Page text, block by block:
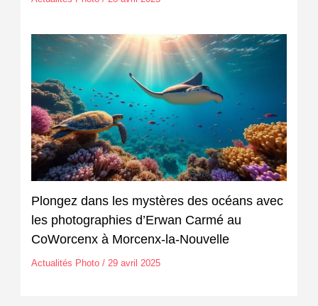
Plongez dans les mystères des océans avec
les photographies d’Erwan Carmé au
CoWorcenx à Morcenx-la-Nouvelle
Actualités Photo/ 29 avril 2025